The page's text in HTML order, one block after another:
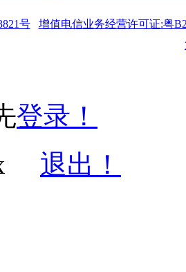
号
增值电信业务经营许可证:粤
登录！
退出！